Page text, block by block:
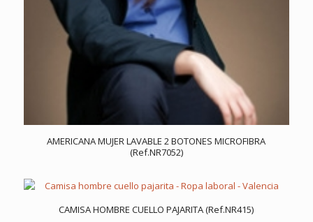
AMERICANA MUJER LAVABLE 2 BOTONES MICROFIBRA
(Ref.NR7052)
CAMISA HOMBRE CUELLO PAJARITA (Ref.NR415)